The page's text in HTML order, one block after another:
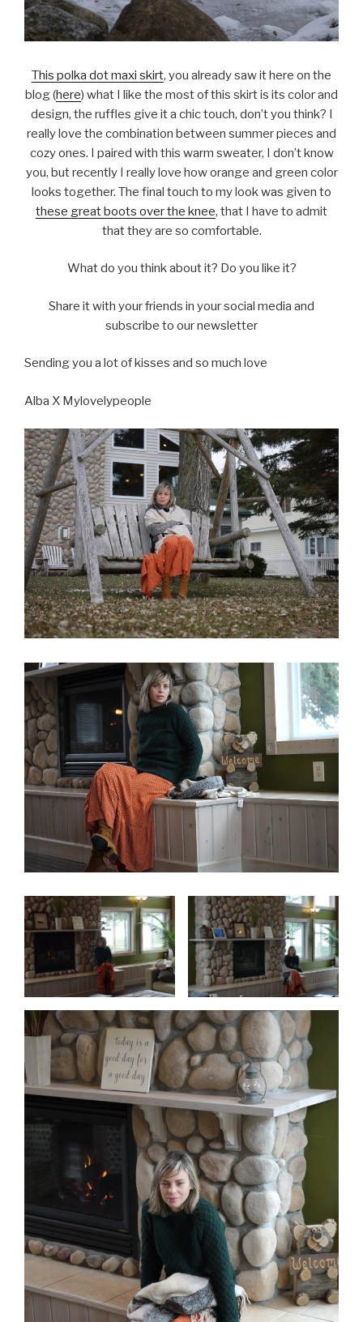
This polka dot maxi skirt, you already saw it here on the
blog (here) what I like the most of this skirt is its color and
design, the ruffles give it a chic touch, don’t you think? I
really love the combination between summer pieces and
cozy ones. I paired with this warm sweater, I don’t know
you, but recently I really love how orange and green color
looks together. The final touch to my look was given to
these great boots over the knee, that I have to admit
that they are so comfortable.
What do you think about it? Do you like it?
Share it with your friends in your social media and
subscribe to our newsletter
Sending you a lot of kisses and so much love
Alba X Mylovelypeople